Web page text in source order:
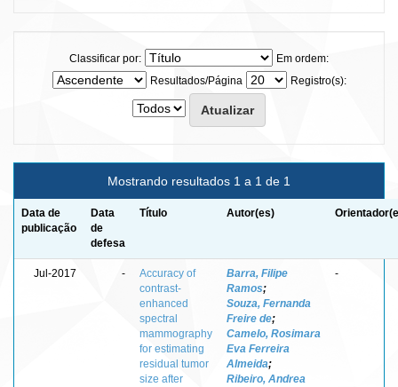
Classificar por:
Em ordem:
Resultados/Página
Registro(s):
Mostrando resultados 1 a 1 de 1
Data de
publicação
Data
de
defesa
Título Autor(es)
Jul-2017 -
Accuracy of
contrast-
enhanced
spectral
mammography
for estimating
residual tumor
size after
Barra, Filipe
Ramos;
Souza, Fernanda
Freire de;
Camelo, Rosimara
Eva Ferreira
Almeida;
Ribeiro, Andrea
-